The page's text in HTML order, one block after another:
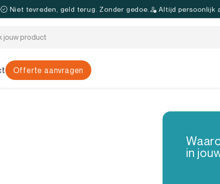
Niet tevreden, geld terug. Zonder gedoe. Altijd persoonlijk
Offerte aanvragen
in